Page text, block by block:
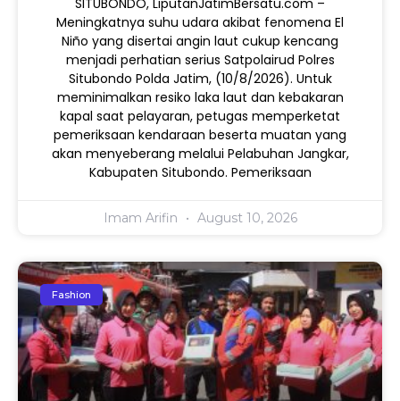
SITUBONDO, LiputanJatimBersatu.com –
Meningkatnya suhu udara akibat fenomena El
Niño yang disertai angin laut cukup kencang
menjadi perhatian serius Satpolairud Polres
Situbondo Polda Jatim, (10/8/2026). Untuk
meminimalkan resiko laka laut dan kebakaran
kapal saat pelayaran, petugas memperketat
pemeriksaan kendaraan beserta muatan yang
akan menyeberang melalui Pelabuhan Jangkar,
Kabupaten Situbondo. Pemeriksaan
Imam Arifin August 10, 2026
Fashion